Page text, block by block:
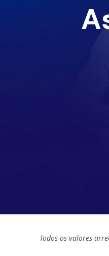
Todos os valores